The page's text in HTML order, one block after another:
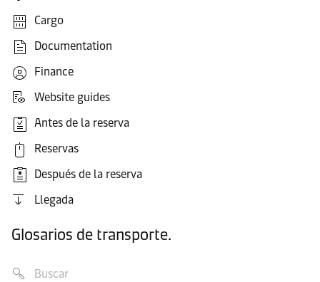
Cargo
Documentation
Finance
Website guides
Antes de la reserva
Reservas
Después de la reserva
Llegada
Glosarios de transporte.